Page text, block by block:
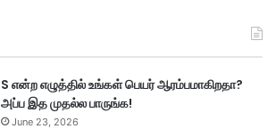
S என்ற எழுத்தில் உங்கள் பெயர் ஆரம்பமாகிறதா?
அப்ப இத முதல்ல பாருங்க!
June 23, 2026